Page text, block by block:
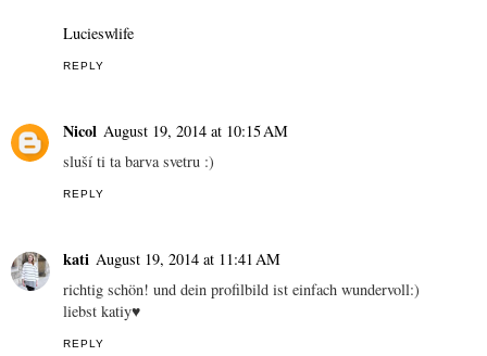
Lucieswlife
REPLY
Nicol August 19, 2014 at 10:15 AM
sluší ti ta barva svetru :)
REPLY
kati August 19, 2014 at 11:41 AM
richtig schön! und dein profilbild ist einfach wundervoll:)
liebst katiy♥
REPLY